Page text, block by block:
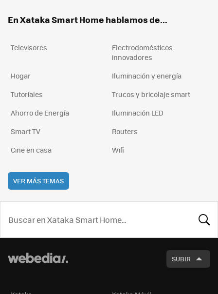
En Xataka Smart Home hablamos de...
Televisores
Electrodomésticos
innovadores
Hogar
Iluminación y energía
Tutoriales
Trucos y bricolaje smart
Ahorro de Energía
Iluminación LED
Smart TV
Routers
Cine en casa
Wifi
VER MÁS TEMAS
SUBIR